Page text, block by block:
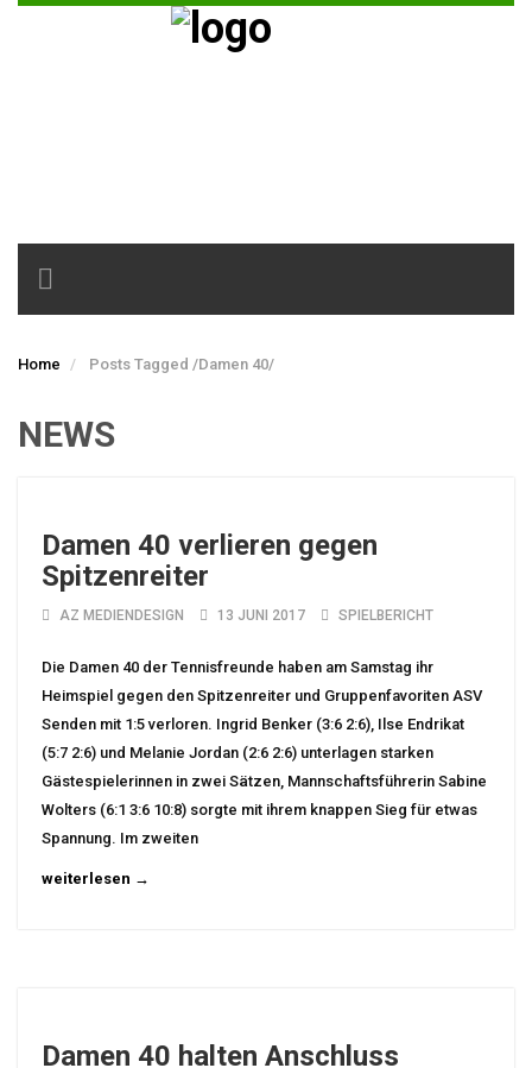
Toggle
navigation
Home Posts Tagged /Damen 40/
NEWS
Damen 40 verlieren gegen
Spitzenreiter
AZ MEDIENDESIGN 13 JUNI 2017 SPIELBERICHT
Die Damen 40 der Tennisfreunde haben am Samstag ihr
Heimspiel gegen den Spitzenreiter und Gruppenfavoriten ASV
Senden mit 1:5 verloren. Ingrid Benker (3:6 2:6), Ilse Endrikat
(5:7 2:6) und Melanie Jordan (2:6 2:6) unterlagen starken
Gästespielerinnen in zwei Sätzen, Mannschaftsführerin Sabine
Wolters (6:1 3:6 10:8) sorgte mit ihrem knappen Sieg für etwas
Spannung. Im zweiten
weiterlesen →
Damen 40 halten Anschluss